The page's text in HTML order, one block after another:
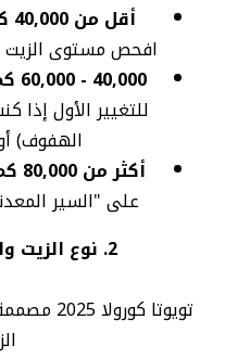
أقل من 40,000 كم:
افحص مستوى الزيت
40,000 - 60,000 كم:
للتغيير الأول إذا
الهفوف)
أكثر من 80,000 كم:
على "السير
2. نوع الزيت والكمية (إلزامي)
تويوتا